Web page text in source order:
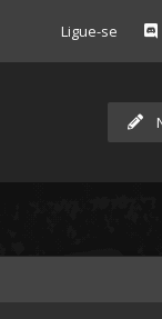
Ligue-se